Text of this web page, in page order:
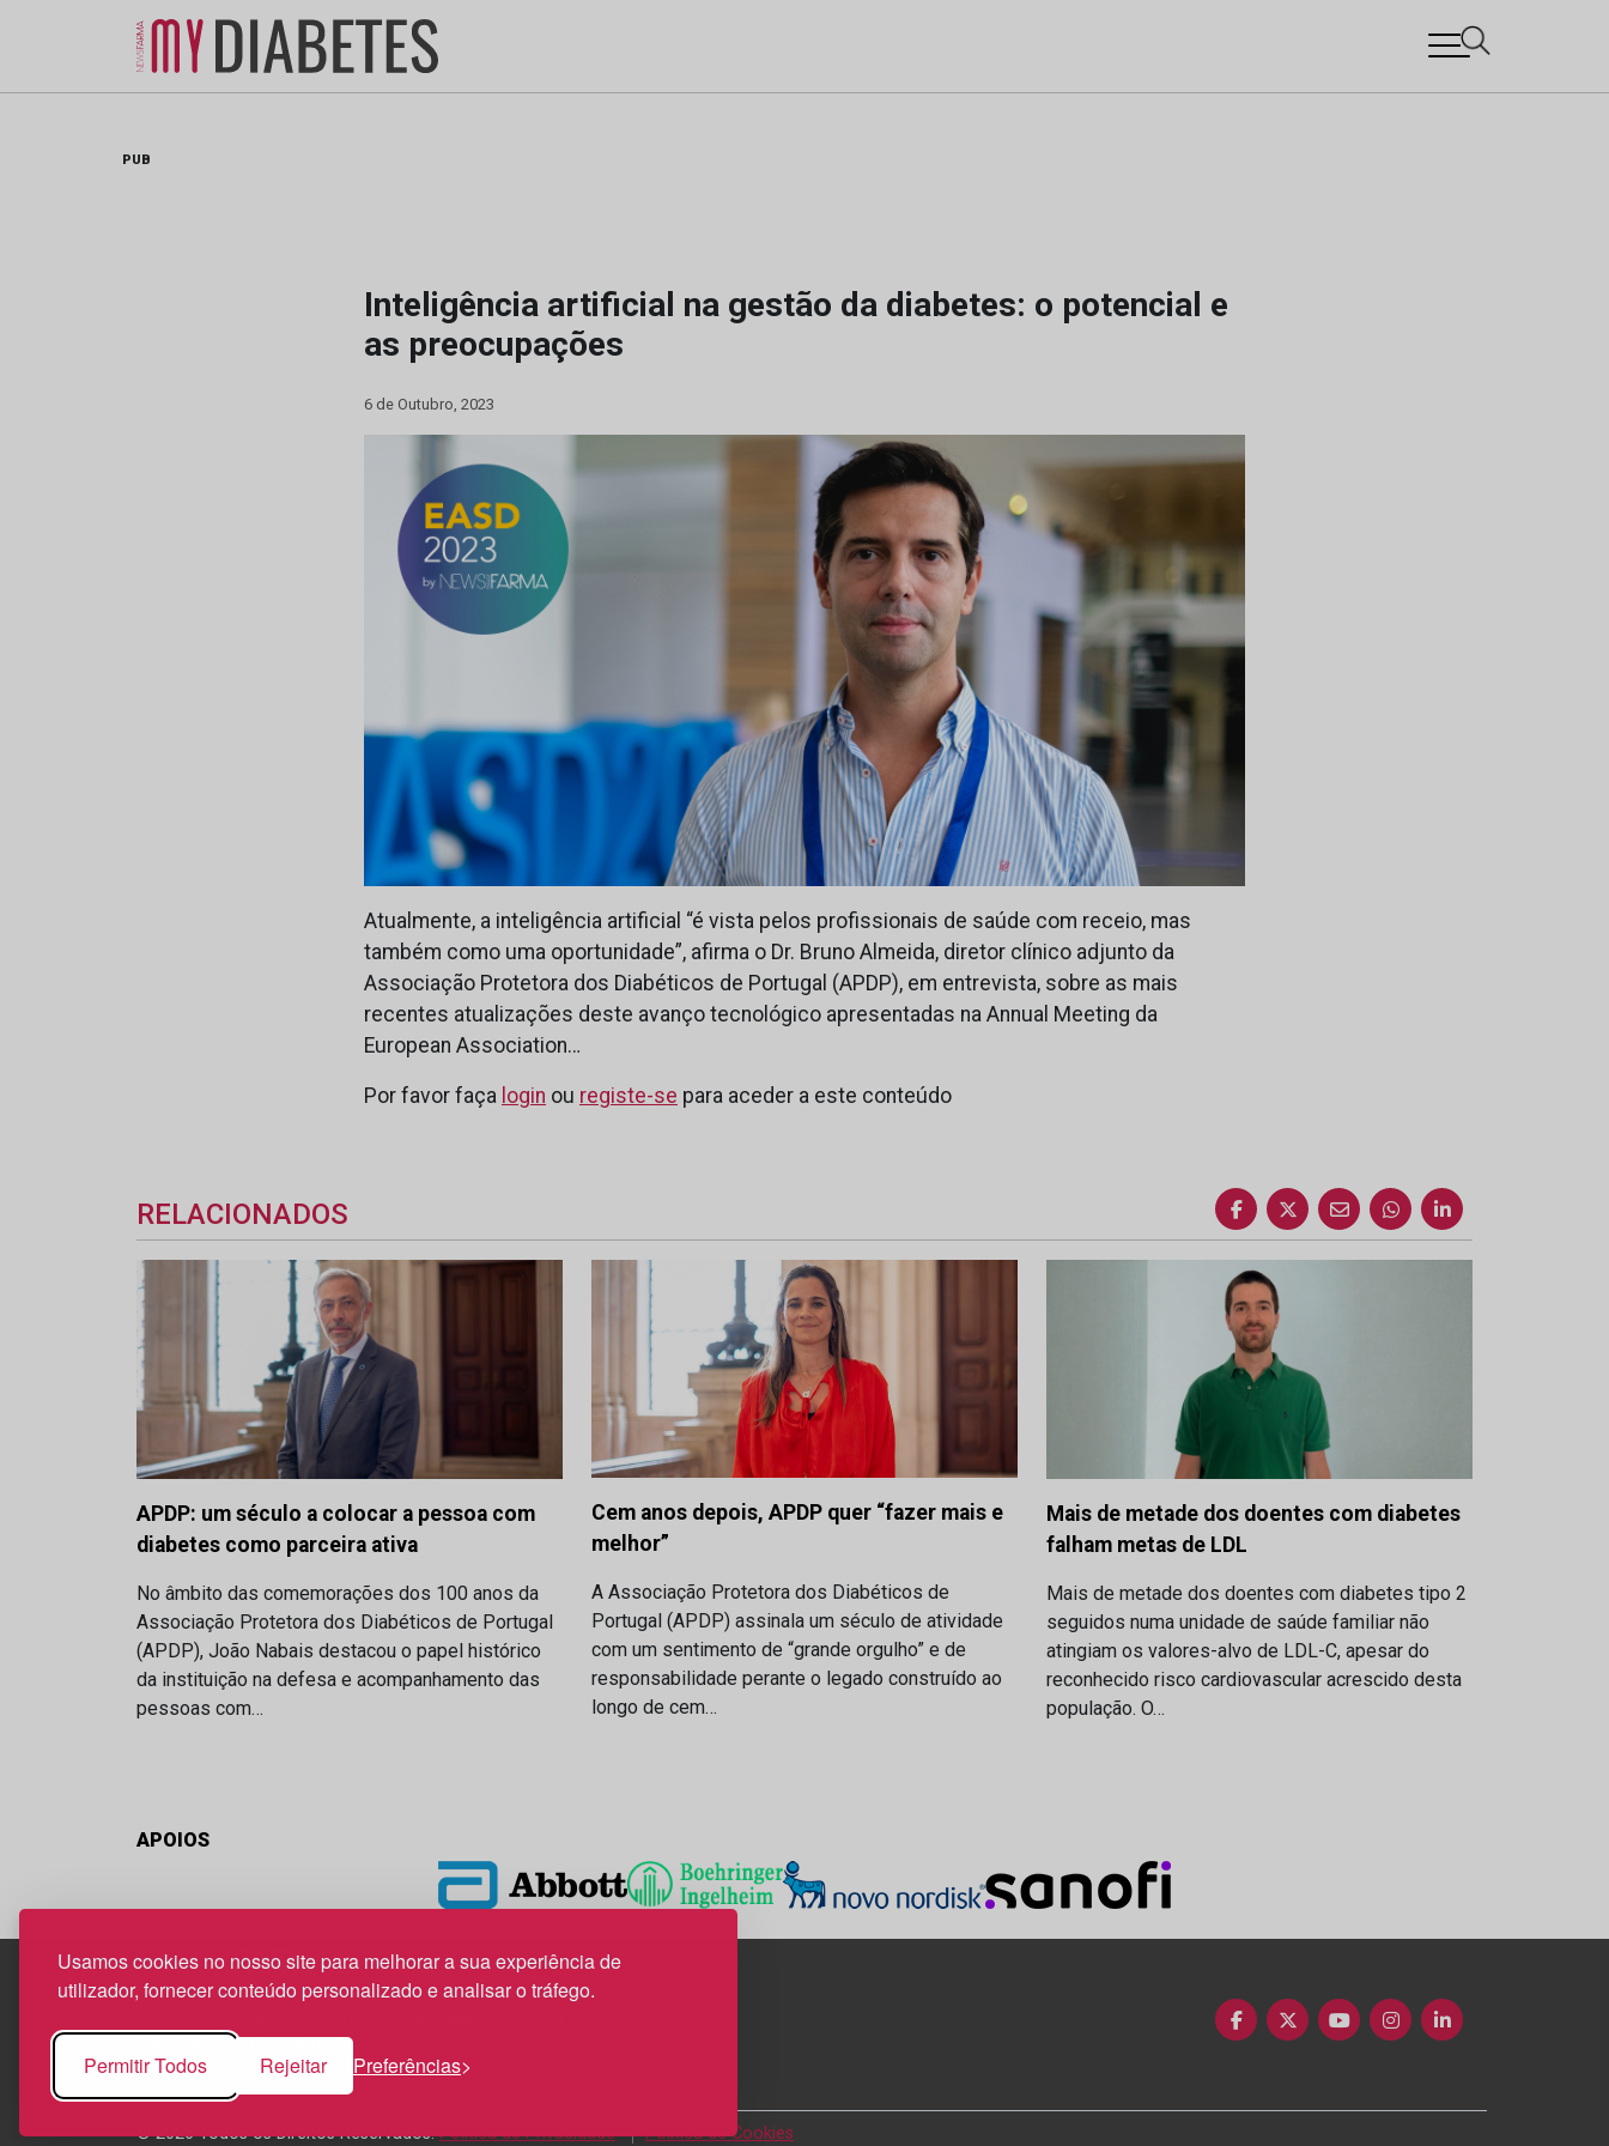
Usamos cookies no nosso site para melhorar a sua experiência de
utilizador, fornecer conteúdo personalizado e analisar o tráfego.
Permitir Todos Rejeitar Preferências
PUB
Inteligência artificial na gestão da diabetes: o potencial e
as preocupações
6 de Outubro, 2023
Atualmente, a inteligência artificial “é vista pelos profissionais de saúde com receio, mas
também como uma oportunidade”, afirma o Dr. Bruno Almeida, diretor clínico adjunto da
Associação Protetora dos Diabéticos de Portugal (APDP), em entrevista, sobre as mais
recentes atualizações deste avanço tecnológico apresentadas na Annual Meeting da
European Association…
Por favor faça login ou registe-se para aceder a este conteúdo
RELACIONADOS
APDP: um século a colocar a pessoa com
diabetes como parceira ativa
No âmbito das comemorações dos 100 anos da
Associação Protetora dos Diabéticos de Portugal
(APDP), João Nabais destacou o papel histórico
da instituição na defesa e acompanhamento das
pessoas com…
Cem anos depois, APDP quer “fazer mais e
melhor”
A Associação Protetora dos Diabéticos de
Portugal (APDP) assinala um século de atividade
com um sentimento de “grande orgulho” e de
responsabilidade perante o legado construído ao
longo de cem…
Mais de metade dos doentes com diabetes
falham metas de LDL
Mais de metade dos doentes com diabetes tipo 2
seguidos numa unidade de saúde familiar não
atingiam os valores-alvo de LDL-C, apesar do
reconhecido risco cardiovascular acrescido desta
população. O…
APOIOS
1800-282 Lisboa | Portugal
21 850 40 65
© 2026 Todos os Direitos Reservados.Política de Privacidade Política de Cookies